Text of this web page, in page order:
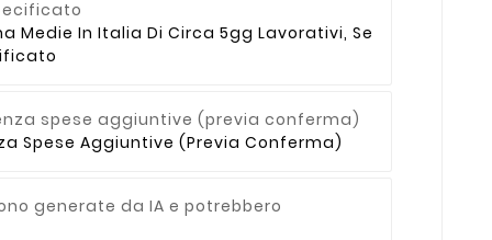
Medie In Italia Di Circa 5gg Lavorativi, Se
Spese Aggiuntive (previa Conferma)